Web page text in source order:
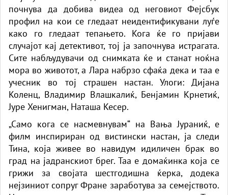
почнува да добива видеа од неговиот Фејсбук
профил на кои се гледаат неидентификувани луѓе
како го гледаат тепањето. Кога ќе го пријави
случајот кај детективот, тој ја започнува истрагата.
Сите набљудувачи од снимката ќе и станат ноќна
мора во животот, а Лара набрзо сфаќа дека и таа е
учесник во тој страшен настан. Улоги: Дијана
Коленц, Владимир Влашкалиќ, Бенјамин Крнетиќ,
Јуре Хенигман, Наташа Кесер.
„Само кога се насмевнувам“ на Вања Јураниќ, е
филм инспириран од вистински настан, ја следи
Тина, која живее во навидум идиличен брак во
град на јадранскиот брег. Таа е домаќинка која се
грижи за својата шестгодишна ќерка, додека
нејзиниот сопруг Фране заработува за семејството.